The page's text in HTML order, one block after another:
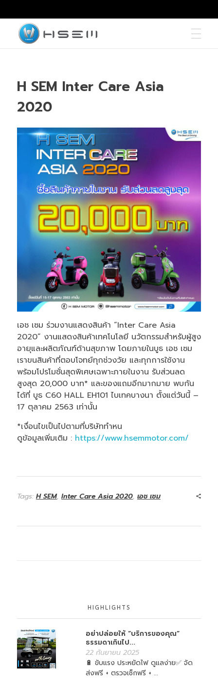
H SEM Inter Care Asia
2020
เอช เซม ร่วมงานแสดงสินค้า “Inter Care Asia
2020” งานแสดงสินค้าเทคโนโลยี นวัตกรรมสำหรับผู้สูง
อายุและผลิตภัณฑ์ด้านสุขภาพ โดยภายในบูธ เอช เซม
เราขนสินค้าที่ตอบโจทย์ทุกช่วงวัย และทุกการใช้งาน
พร้อมโปรโมชั่นสุดพิเศษเฉพาะภายในงาน รับส่วนลด
สูงสุด 20,000 บาท* และของแถมอีกมากมาย พบกัน
ได้ที่ บูธ C60 HALL EH101 ไบเทคบางนา ตั้งแต่วันนี้ –
17 ตุลาคม 2563 เท่านั้น
*เงื่อนไขเป็นไปตามที่บริษัททำหน
ดูข้อมูลเพิ่มเติม : https://www.hsemmotor.com/
Tags: H SEM, Inter Care Asia 2020, เอช เซม
HIGHLIGHTS
อย่าปล่อยให้ “บริการของคุณ”
ธรรมดาเกินไป...
22 กันยายน 2025
🔋 ขับแรง ประหยัดไฟ ดูแลง่าย✅ จัด
ส่งฟรี + ตรวจเช็กฟรี + ...